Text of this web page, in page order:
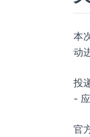
本
动
投
-
官